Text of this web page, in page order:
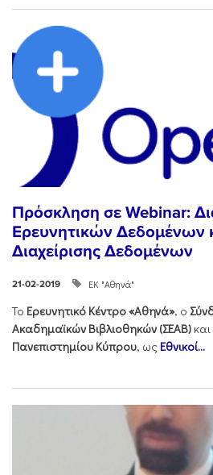
Πρόσκληση σε Webinar:
Ερευνητικών Δεδομένων
Διαχείρισης Δεδομένων
21-02-2019 ΕΚ "Αθηνά"
Το Ερευνητικό Κέντρο «Αθηνά», ο
Ακαδημαϊκών Βιβλιοθηκών (ΣΕΑΒ)
Πανεπιστημίου Κύπρου, ως Εθνικοί...